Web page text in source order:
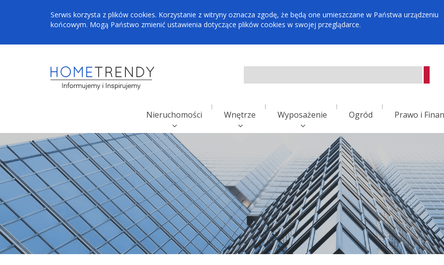
Serwis korzysta z plików cookies. Korzystanie z witryny oznacza zgodę, że będą one umieszczane w Państwa urządzeniu
końcowym. Mogą Państwo zmienić ustawienia dotyczące plików cookies w swojej przeglądarce.
Nieruchomości Wnętrze Wyposażenie Ogród Prawo i